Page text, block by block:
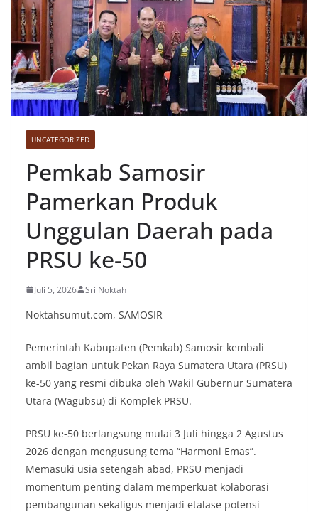
UNCATEGORIZED
Pemkab Samosir
Pamerkan Produk
Unggulan Daerah pada
PRSU ke-50
Juli 5, 2026 Sri Noktah
Noktahsumut.com, SAMOSIR
Pemerintah Kabupaten (Pemkab) Samosir kembali
ambil bagian untuk Pekan Raya Sumatera Utara (PRSU)
ke-50 yang resmi dibuka oleh Wakil Gubernur Sumatera
Utara (Wagubsu) di Komplek PRSU.
PRSU ke-50 berlangsung mulai 3 Juli hingga 2 Agustus
2026 dengan mengusung tema “Harmoni Emas”.
Memasuki usia setengah abad, PRSU menjadi
momentum penting dalam memperkuat kolaborasi
pembangunan sekaligus menjadi etalase potensi